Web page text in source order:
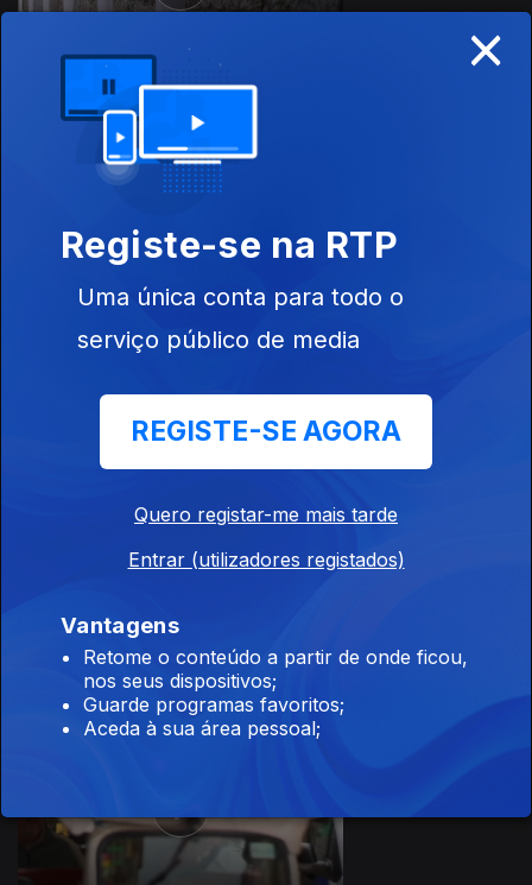
Ep. 4 28 jun. 2025
856006
×
Registe-se na RTP
Uma única conta para todo o
serviço público de media
REGISTE-SE AGORA
Quero registar-me mais tarde
Entrar (utilizadores registados)
Vantagens
Retome o conteúdo a partir de onde ficou,
nos seus dispositivos;
Guarde programas favoritos;
Aceda à sua área pessoal;